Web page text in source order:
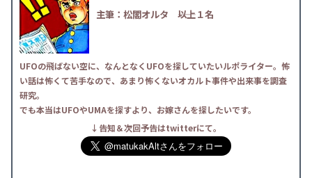
主筆：松閣オルタ ――以上１名
UFOの飛ばない空に、なんとなくUFOを探していたいルポライター。怖
い話は怖くて苦手なので、あまり怖くないオカルト事件や出来事を調査
研究。
でも本当はUFOやUMAを探すより、お嫁さんを探したいです。
↓告知＆次回予告はtwitterにて。